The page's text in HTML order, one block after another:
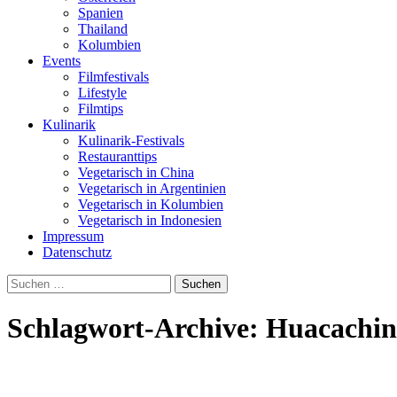
Spanien
Thailand
Kolumbien
Events
Filmfestivals
Lifestyle
Filmtips
Kulinarik
Kulinarik-Festivals
Restauranttips
Vegetarisch in China
Vegetarisch in Argentinien
Vegetarisch in Kolumbien
Vegetarisch in Indonesien
Impressum
Datenschutz
Suchen
nach:
Schlagwort-Archive: